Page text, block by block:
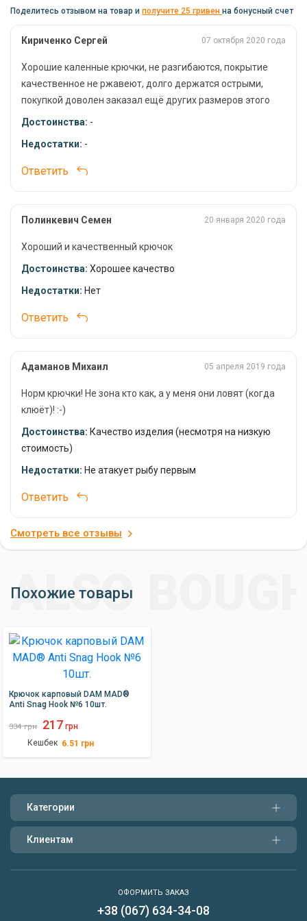
Достигайте Успеха с Lineaeffe Kaptura Iseama
Выбирая карповые крючки Lineaeffe Kaptura Iseama, вы
делаете ставку на надежность и успех в рыбалке. Эти крючки
станут вашим надежным помощником в поимке трофейных
Поделитесь отзывом на товар и получите 25 гривен на бонусный счет
Кириченко Сергей 07 октября 2020 года
Хорошие каленные крючки, не разгибаются, покрытие
качественное не ржавеют, долго держатся острыми,
покупкой доволен заказал ещё других размеров этого
производителя.
Достоинства: -
Недостатки: -
Ответить
Полинкевич Семен 20 января 2020 года
Хороший и качественный крючок
Достоинства: Хорошее качество
Недостатки: Нет
Ответить
Адаманов Михаил 05 апреля 2019 года
Норм крючки! Не зона кто как, а у меня они ловят (когда
клюёт)! :-)
Достоинства: Качество изделия (несмотря на низкую
стоимость)
Недостатки: Не атакует рыбу первым
Ответить
Смотреть все отзывы
Похожие товары
Крючок карповый DAM MAD®
Anti Snag Hook №6 10шт.
334 грн 217 грн
Кешбек 6.51 грн
Категории
Клиентам
ОФОРМИТЬ ЗАКАЗ
+38 (067) 634-34-08